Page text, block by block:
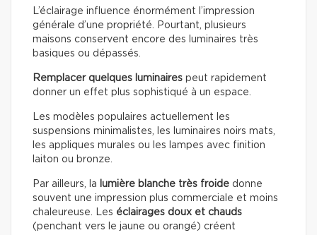
L’éclairage influence énormément l’impression
générale d’une propriété. Pourtant, plusieurs
maisons conservent encore des luminaires très
basiques ou dépassés.
Remplacer quelques luminaires peut rapidement
donner un effet plus sophistiqué à un espace.
Les modèles populaires actuellement les
suspensions minimalistes, les luminaires noirs mats,
les appliques murales ou les lampes avec finition
laiton ou bronze.
Par ailleurs, la lumière blanche très froide donne
souvent une impression plus commerciale et moins
chaleureuse. Les éclairages doux et chauds
(penchant vers le jaune ou orangé) créent